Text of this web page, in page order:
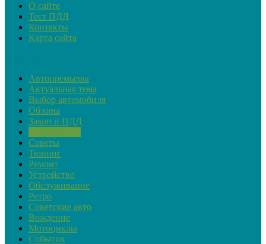
О сайте
Тест ПДД
Контакты
Карта сайта
Автопремьеры
Актуальная тема
Выбор автомобиля
Обзоры
Закон и ПДД
Советы
Тюнинг
Ремонт
Устройство
Обслуживание
Ретро
Советские авто
Вождение
Мотоциклы
События